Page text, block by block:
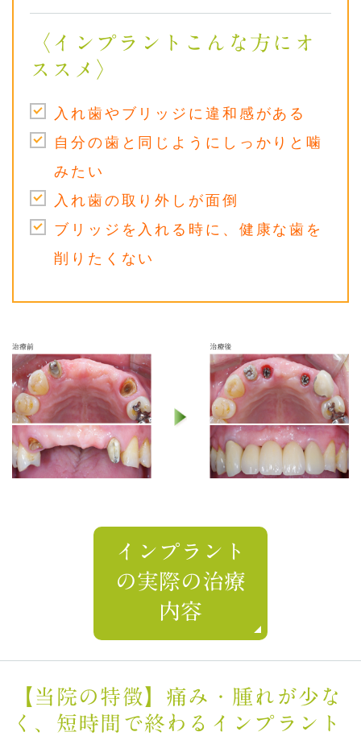
〈インプラントこんな方にオ
ススメ〉
入れ歯やブリッジに違和感がある
自分の歯と同じようにしっかりと噛
みたい
入れ歯の取り外しが面倒
ブリッジを入れる時に、健康な歯を
削りたくない
インプラント
の実際の治療
内容
【当院の特徴】痛み・腫れが少な
く、短時間で終わるインプラント